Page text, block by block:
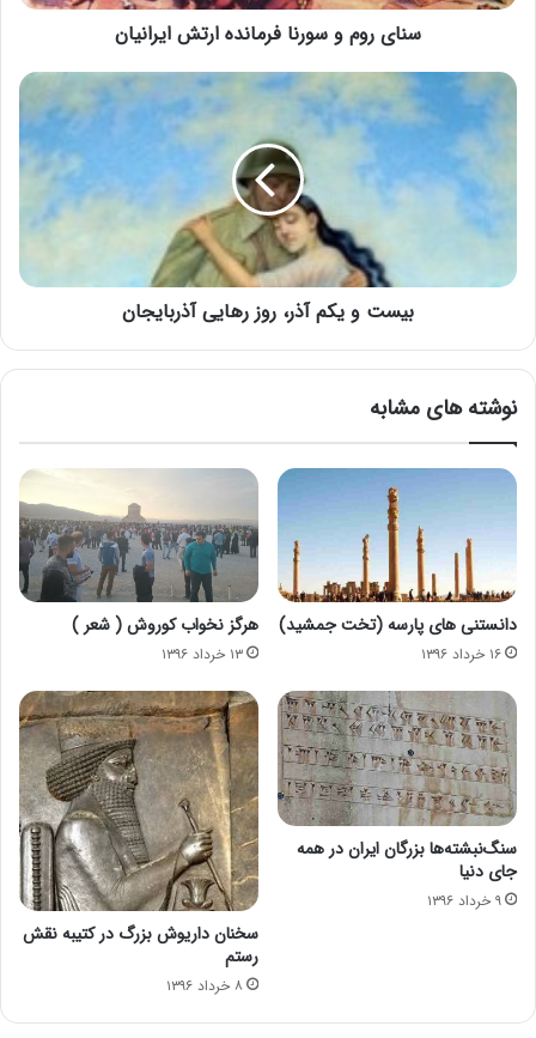
سنای روم و سورنا فرمانده ارتش ایرانیان
بیست و یکم آذر، روز رهایی آذربایجان
نوشته های مشابه
دانستنی های پارسه (تخت جمشید)
۱۶ خرداد ۱۳۹۶
هرگز نخواب کوروش ( شعر )
۱۳ خرداد ۱۳۹۶
سنگ‌نبشته‌ها بزرگان ایران در همه
جای دنیا
۹ خرداد ۱۳۹۶
سخنان داریوش بزرگ در کتیبه نقش
رستم
۸ خرداد ۱۳۹۶